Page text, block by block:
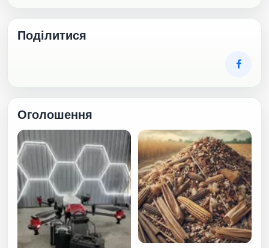
Поділитися
Оголошення